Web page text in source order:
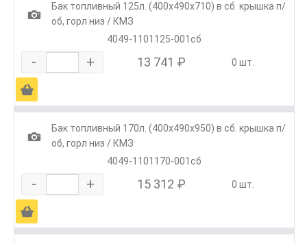
1
Бак топливный 125л. (400х490х710) в сб. крышка п/
об, горл низ / КМЗ
4049-1101125-001сб
- + 13 741 ₽ 0 шт.
Ä
1
Бак топливный 170л. (400х490х950) в сб. крышка п/
об, горл низ / КМЗ
4049-1101170-001сб
- + 15 312 ₽ 0 шт.
Ä